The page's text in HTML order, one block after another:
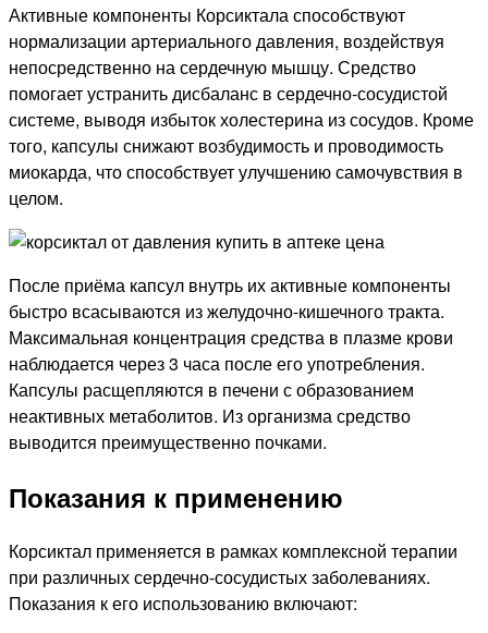
Активные компоненты Корсиктала способствуют
нормализации артериального давления, воздействуя
непосредственно на сердечную мышцу. Средство
помогает устранить дисбаланс в сердечно-сосудистой
системе, выводя избыток холестерина из сосудов. Кроме
того, капсулы снижают возбудимость и проводимость
миокарда, что способствует улучшению самочувствия в
целом.
После приёма капсул внутрь их активные компоненты
быстро всасываются из желудочно-кишечного тракта.
Максимальная концентрация средства в плазме крови
наблюдается через 3 часа после его употребления.
Капсулы расщепляются в печени с образованием
неактивных метаболитов. Из организма средство
выводится преимущественно почками.
Показания к применению
Корсиктал применяется в рамках комплексной терапии
при различных сердечно-сосудистых заболеваниях.
Показания к его использованию включают: